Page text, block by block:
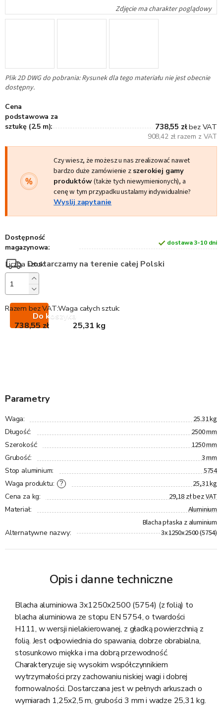
Plik 2D DWG do pobrania: Rysunek dla tego materiału nie jest obecnie
dostępny.
Cena
podstawowa za
sztukę (2.5 m):
738,55 złbez VAT
908,42 zł razem z VAT
Czy wiesz, że możesz u nas zrealizować nawet
bardzo duże zamówienie z szerokiej gamy
produktów(także tych niewymienionych), a
cenę w tym przypadku ustalamy indywidualnie?
Wyslij zapytanie
Dostępność
magazynowa:
dostawa 3-10 dni
Dostarczamy na terenie całej Polski
Do koszyka
Waga całych sztuk:
25,31 kg
Razem bez VAT:
738,55 zł
Parametry
Waga: 25.31 kg
Długość: 2500 mm
Szerokość: 1250 mm
Grubość: 3 mm
Stop aluminium: 5754
?
Waga produktu: 25,31 kg
Cena za kg: 29,18 zł bez VAT
Materiał: Aluminium
Alternatywne nazwy:
Blacha płaska z aluminium
3x1250x2500 (5754)
Opis i danne techniczne
Blacha aluminiowa 3x1250x2500 (5754) (z folią) to
blacha aluminiowa ze stopu EN 5754, o twardości
H111, w wersji nielakierowanej, z gładką powierzchnią z
folią. Jest odpowiednia do spawania, dobrze obrabialna,
stosunkowo miękka i ma dobrą przewodność.
Charakteryzuje się wysokim współczynnikiem
wytrzymałości przy zachowaniu niskiej wagi i dobrej
formowalności. Dostarczana jest w pełnych arkuszach o
wymiarach 1,25x2,5 m, grubości 3 mm i wadze 25,31 kg.